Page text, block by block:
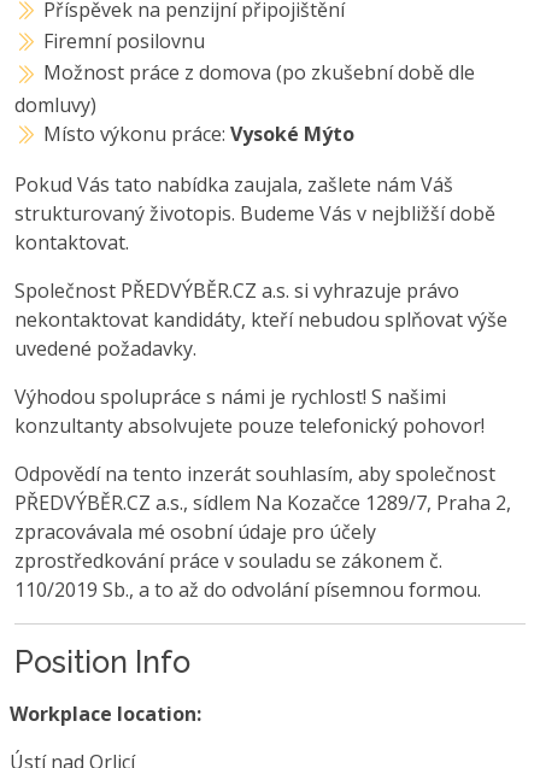
Příspěvek na penzijní připojištění
Firemní posilovnu
Možnost práce z domova (po zkušební době dle
domluvy)
Místo výkonu práce:Vysoké Mýto
Pokud Vás tato nabídka zaujala, zašlete nám Váš
strukturovaný životopis. Budeme Vás v nejbližší době
kontaktovat.
Společnost PŘEDVÝBĚR.CZ a.s. si vyhrazuje právo
nekontaktovat kandidáty, kteří nebudou splňovat výše
uvedené požadavky.
Výhodou spolupráce s námi je rychlost! S našimi
konzultanty absolvujete pouze telefonický pohovor!
Odpovědí na tento inzerát souhlasím, aby společnost
PŘEDVÝBĚR.CZ a.s., sídlem Na Kozačce 1289/7, Praha 2,
zpracovávala mé osobní údaje pro účely
zprostředkování práce v souladu se zákonem č.
110/2019 Sb., a to až do odvolání písemnou formou.
Position Info
Workplace location:
Ústí nad Orlicí